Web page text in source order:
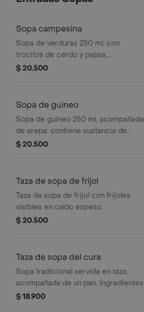
Sopa campesina
Sopa de verduras 250 ml, con
trocitos de cerdo y papas,
acompañada de arepa. contiene
$ 20.500
Sopa de guineo
Sopa de guineo 250 ml, acompañada
de arepa. contiene sustancia de
cerdo.
$ 20.500
Taza de sopa de frijol
Taza de sopa de frijol con frijoles
visibles en caldo espeso.
$ 20.500
Taza de sopa del cura
Sopa tradicional servida en taza,
acompañada de un pan. Ingredientes
visibles incluyen cilantro y trozos de
$ 18.900